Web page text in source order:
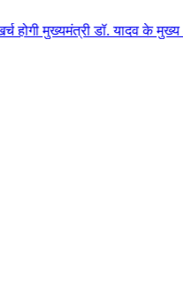
यादव के मुख्य आतिथ्य में